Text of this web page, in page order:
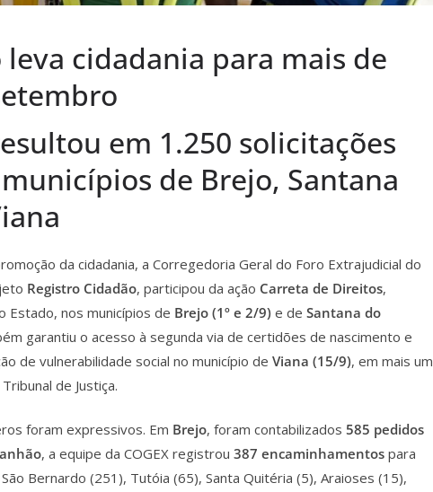
leva cidadania para mais de
em 1.250 solicitações
de Brejo, Santana
da cidadania, a Corregedoria Geral do Foro Extrajudicial do
Registro Cidadão, participou da ação Carreta de Direitos,
Estado, nos municípios de Brejo (1º e 2/9) e de Santana do
garantiu o acesso à segunda via de certidões de nascimento e
de vulnerabilidade social no município de Viana (15/9), em mais um
de Justiça.
foram expressivos. Em Brejo, foram contabilizados 585 pedidos
, a equipe da COGEX registrou 387 encaminhamentos para
Bernardo (251), Tutóia (65), Santa Quitéria (5), Araioses (15),